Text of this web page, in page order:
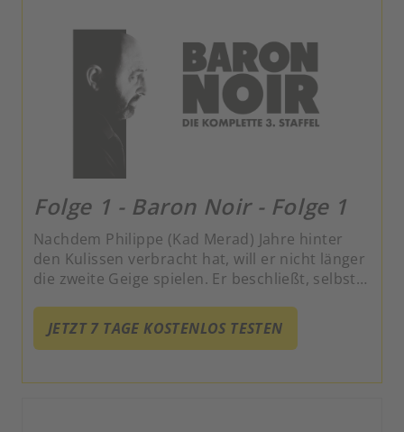
Folge 1 - Baron Noir - Folge 1
Nachdem Philippe (Kad Merad) Jahre hinter
den Kulissen verbracht hat, will er nicht länger
die zweite Geige spielen. Er beschließt, selbst
JETZT 7 TAGE KOSTENLOS TESTEN